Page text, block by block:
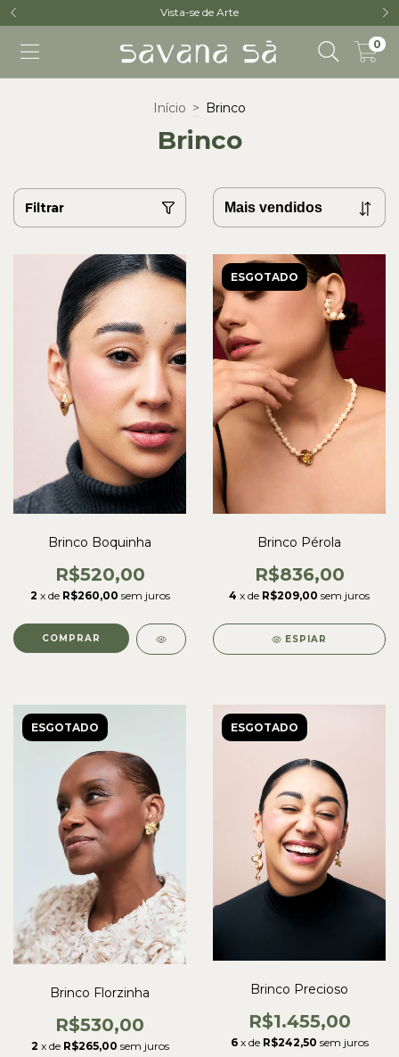
Vista-se de Arte
0
Início > Brinco
Brinco
Filtrar
Brinco Boquinha
R$520,00
2 x de R$260,00 sem juros
COMPRAR
ESGOTADO
Brinco Pérola
R$836,00
4 x de R$209,00 sem juros
ESPIAR
ESGOTADO
Brinco Florzinha
R$530,00
2 x de R$265,00 sem juros
ESGOTADO
Brinco Precioso
R$1.455,00
6 x de R$242,50 sem juros